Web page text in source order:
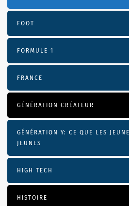
FOOT
FORMULE 1
FRANCE
GÉNÉRATION CRÉATEUR
GÉNÉRATION Y: CE QUE LES
JEUNES
HIGH TECH
HISTOIRE